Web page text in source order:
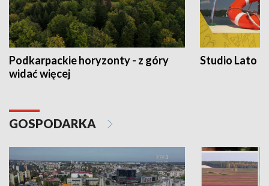
Podkarpackie horyzonty - z góry
widać więcej
Studio Lato
GOSPODARKA